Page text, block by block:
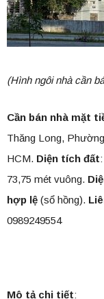
(Hình ngôi nhà cần
Cần bán nhà mặt
Thăng Long,
HCM. Diện tích đất
73,75 mét vuông.
hợp lệ (sổ hồng).
0989249554
Mô tả chi tiết: